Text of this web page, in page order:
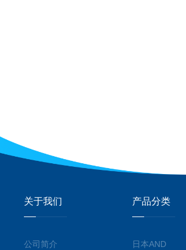
关于我们
公司简介
产品分类
日本AND